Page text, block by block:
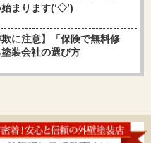
まります(‘◇’)ゞ
欺に注意】「保険で無料修
装会社の選び方